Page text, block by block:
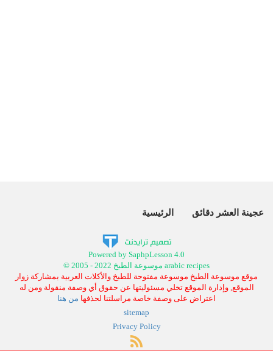
عجينة العشر دقائق الرئيسية
Powered by SaphpLesson 4.0
© 2005 - 2022 موسوعة الطبخ arabic recipes
موقع موسوعة الطبخ موسوعة مفتوحة للطبخ والأكلات العربية بمشاركة زوار
الموقع, وإدارة الموقع تخلي مسئوليتها عن حقوق أي وصفة منقولة ومن له
اعتراض على وصفة خاصة مراسلتنا لحذفها من هنا
sitemap
Privacy Policy